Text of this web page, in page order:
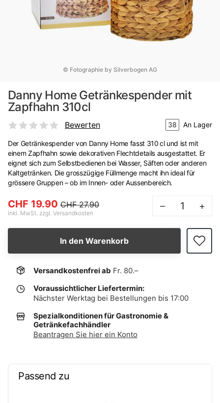
© Fotographie by Silverbogen AG
Danny Home Getränkespender mit
Zapfhahn 310cl
Bewerten 38 An Lager
Der Getränkespender von Danny Home fasst 310 cl und ist mit
einem Zapfhahn sowie dekorativen Flechtdetails ausgestattet. Er
eignet sich zum Selbstbedienen bei Wasser, Säften oder anderen
Kaltgetränken. Die grosszügige Füllmenge macht ihn ideal für
grössere Gruppen – ob im Innen- oder Aussenbereich.
CHF 19.90 CHF 27.90
inkl. MwSt. zzgl. Versandkosten
– +
In den Warenkorb
Versandkostenfrei ab Fr. 80.–
Voraussichtlicher Liefertermin:
Nächster Werktag bei Bestellungen bis 17:00
Spezialkonditionen für Gastronomie &
Getränkefachhändler
Beantragen Sie hier ein Konto
Passend zu